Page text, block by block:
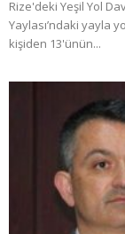
Rize'deki Yeşil Yol
Yaylası’ndaki yayla
kişiden 13'ünün...